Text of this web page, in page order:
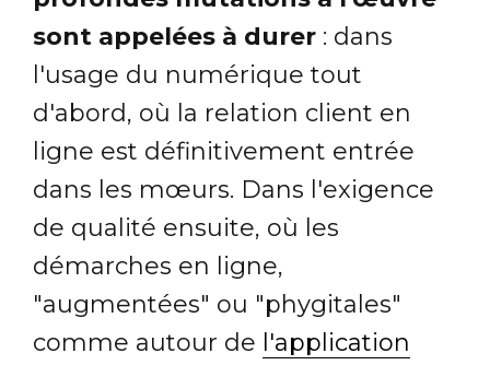
sont appelées à durer : dans
l'usage du numérique tout
d'abord, où la relation client en
ligne est définitivement entrée
dans les mœurs. Dans l'exigence
de qualité ensuite, où les
démarches en ligne,
"augmentées" ou "phygitales"
comme autour de l'application